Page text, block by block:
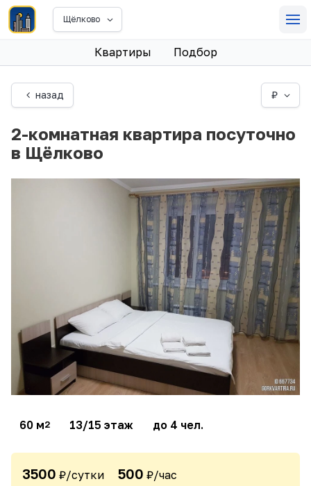
Щёлково
Квартиры Подбор
назад ₽
2-комнатная квартира посуточно
в Щёлково
60 м2 13/15 этаж до 4 чел.
3500 ₽/сутки 500 ₽/час